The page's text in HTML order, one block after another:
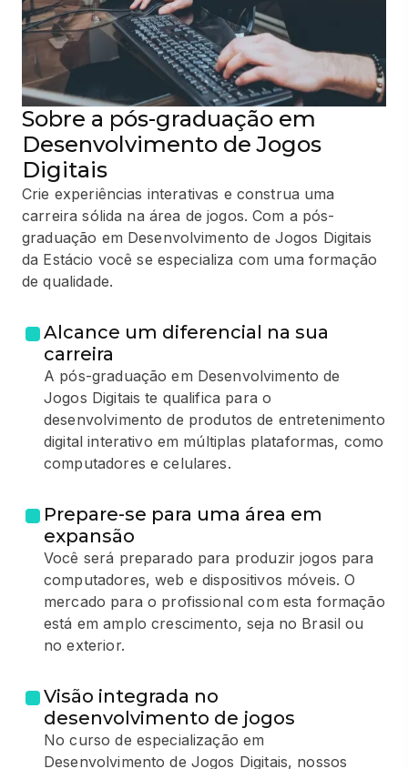
Sobre a pós-graduação em
Desenvolvimento de Jogos
Digitais
Crie experiências interativas e construa uma
carreira sólida na área de jogos. Com a pós-
graduação em Desenvolvimento de Jogos Digitais
da Estácio você se especializa com uma formação
de qualidade.
Alcance um diferencial na sua
carreira
A pós-graduação em Desenvolvimento de
Jogos Digitais te qualifica para o
desenvolvimento de produtos de entretenimento
digital interativo em múltiplas plataformas, como
computadores e celulares.
Prepare-se para uma área em
expansão
Você será preparado para produzir jogos para
computadores, web e dispositivos móveis. O
mercado para o profissional com esta formação
está em amplo crescimento, seja no Brasil ou
no exterior.
Visão integrada no
desenvolvimento de jogos
No curso de especialização em
Desenvolvimento de Jogos Digitais, nossos